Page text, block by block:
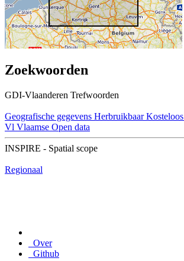
Zoekwoorden
GDI-Vlaanderen Trefwoorden
Geografische gegevens Herbruikbaar Kosteloos
Vl Vlaamse Open data
INSPIRE - Spatial scope
Regionaal
Over
Github